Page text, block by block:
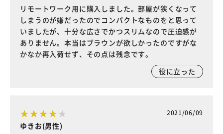
リモートワーク用に購入しました。部屋が狭くなって
しまうのが嫌だったのでコンパクトなものをと思って
いましたが、十分な広さでかつスリムなので圧迫感が
ありません。本当はブラウンが欲しかったのですがな
かなか再入荷せず、その点は残念です。
役に立った
2021/06/09
ゆきお(男性)